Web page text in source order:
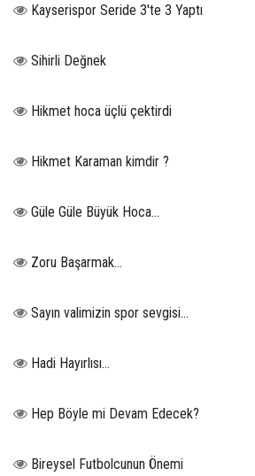
Kayserispor Seride 3'te 3 Yaptı
Sihirli Değnek
Hikmet hoca üçlü çektirdi
Hikmet Karaman kimdir ?
Güle Güle Büyük Hoca...
Zoru Başarmak…
Sayın valimizin spor sevgisi…
Hadi Hayırlısı…
Hep Böyle mi Devam Edecek?
Bireysel Futbolcunun Önemi